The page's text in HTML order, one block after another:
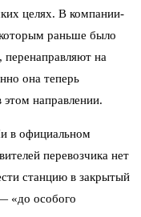
целях. В компании-
раньше было
перенаправляют на
она теперь
этом направлении.
в официальном
перевозчика нет
станцию в закрытый
«до особого